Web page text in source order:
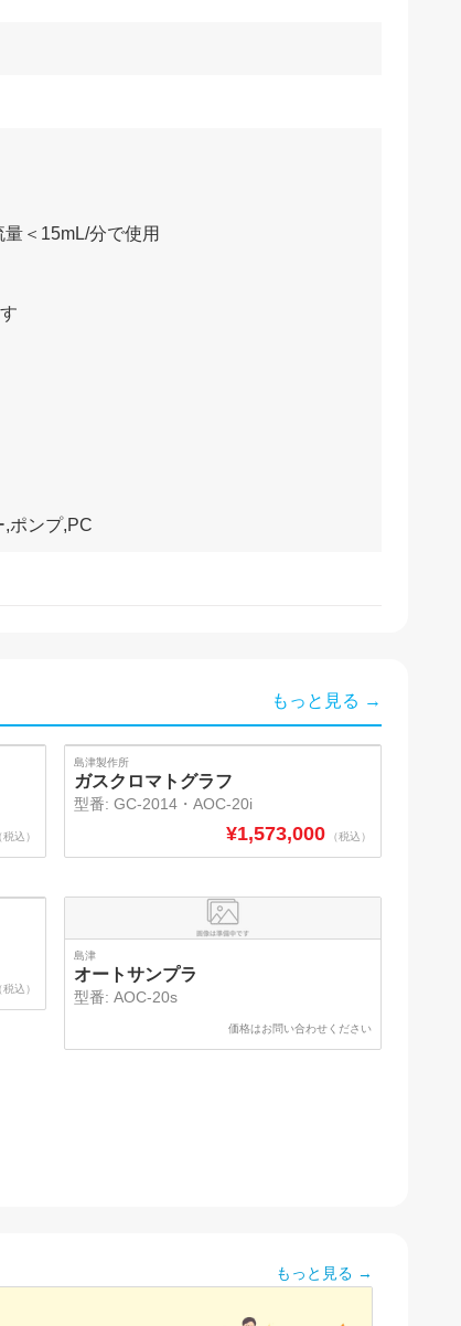
＜15mL/分で使用
もっと見る →
税込）
SOLD
島津製作所
ガスクロマトグラフ
型番: GC-2014・AOC-20i
¥1,573,000 （税込）
税込）
島津
オートサンプラ
型番: AOC-20s
価格はお問い合わせください
もっと見る →